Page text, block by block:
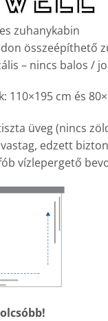
zuhanykabin
összeépíthető
– nincs balos /
110×195 cm és
üveg (nincs
vastag, edzett
vízlepergető